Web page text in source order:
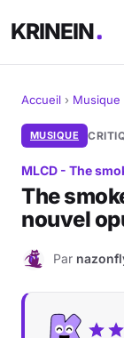
KRINEIN
Cinéma
Séries
Manga
BD
Livres
Accueil › Musique
MUSIQUE
MLCD - The
The
nouvel
N Par